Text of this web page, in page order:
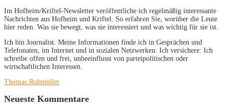
Im Hofheim/Kriftel-Newsletter veröffentliche ich regelmäßig interessante
Nachrichten aus Hofheim und Kriftel. So erfahren Sie, worüber die Leute
hier reden. Was sie bewegt, was sie interessiert und was wichtig für sie ist.
Ich bin Journalist. Meine Informationen finde ich in Gesprächen und
Telefonaten, im Internet und in sozialen Netzwerken. Ich versichere: Ich
schreibe offen und frei, unbeeinflusst von parteipolitischen oder
wirtschaftlichen Interessen.
Thomas Ruhmöller
Neueste Kommentare